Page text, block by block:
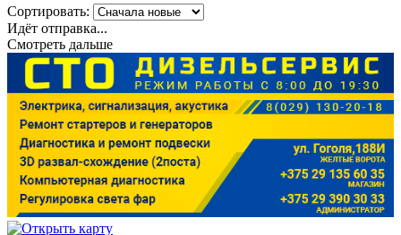
Сортировать:
Идёт отправка...
Смотреть дальше